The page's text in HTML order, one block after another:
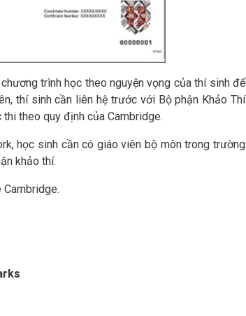
trình học theo nguyện vọng của thí sinh để
thí sinh cần liên hệ trước với Bộ phận Khảo Thí
theo quy định của Cambridge.
học sinh cần có giáo viên bộ môn trong trường
khảo thí.